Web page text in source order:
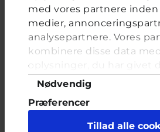
med vores partnere inden
medier,
analysepartnere. Vores
kombinere disse data
oplysninger, du har givet
de har indsamlet fra din
tjenester. Du samtykker til
hvis du fortsætter med at
hjemmeside.
Samtykkevalg
Nødvendig
Præferencer
Tillad alle
For det meste.
Nogle gange. Det kommer an på,
eller hvad jeg skriver om.
Nej!